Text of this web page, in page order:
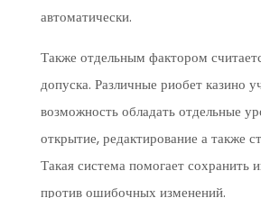
автоматически.
Также отдельным фактором
допуска. Различные риобет казино
возможность обладать отдельные
открытие, редактирование а также
Такая система помогает сохранить
против ошибочных изменений.